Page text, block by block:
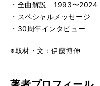
・全曲解説 1993〜2024
・スペシャルメッセージ
・30周年インタビュー
※取材・文：伊藤博伸